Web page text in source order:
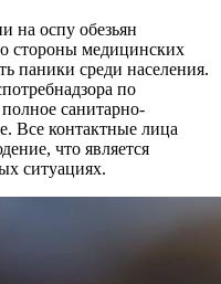
на оспу обезьян
стороны медицинских
паники среди населения.
по
санитарно-
Все контактные лица
что является
ситуациях.